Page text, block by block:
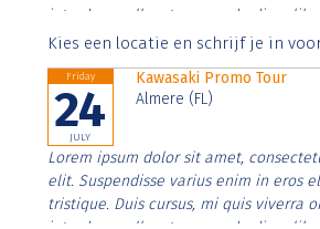
interdum nulla, ut commodo diam
Aenean faucibus nibh et justo cursus
Kies een locatie en schrijf je in
Friday
24
JULY
Kawasaki Promo Tour
Almere (FL)
Lorem ipsum dolor sit amet,
elit. Suspendisse varius enim in eros
tristique. Duis cursus, mi quis viverra